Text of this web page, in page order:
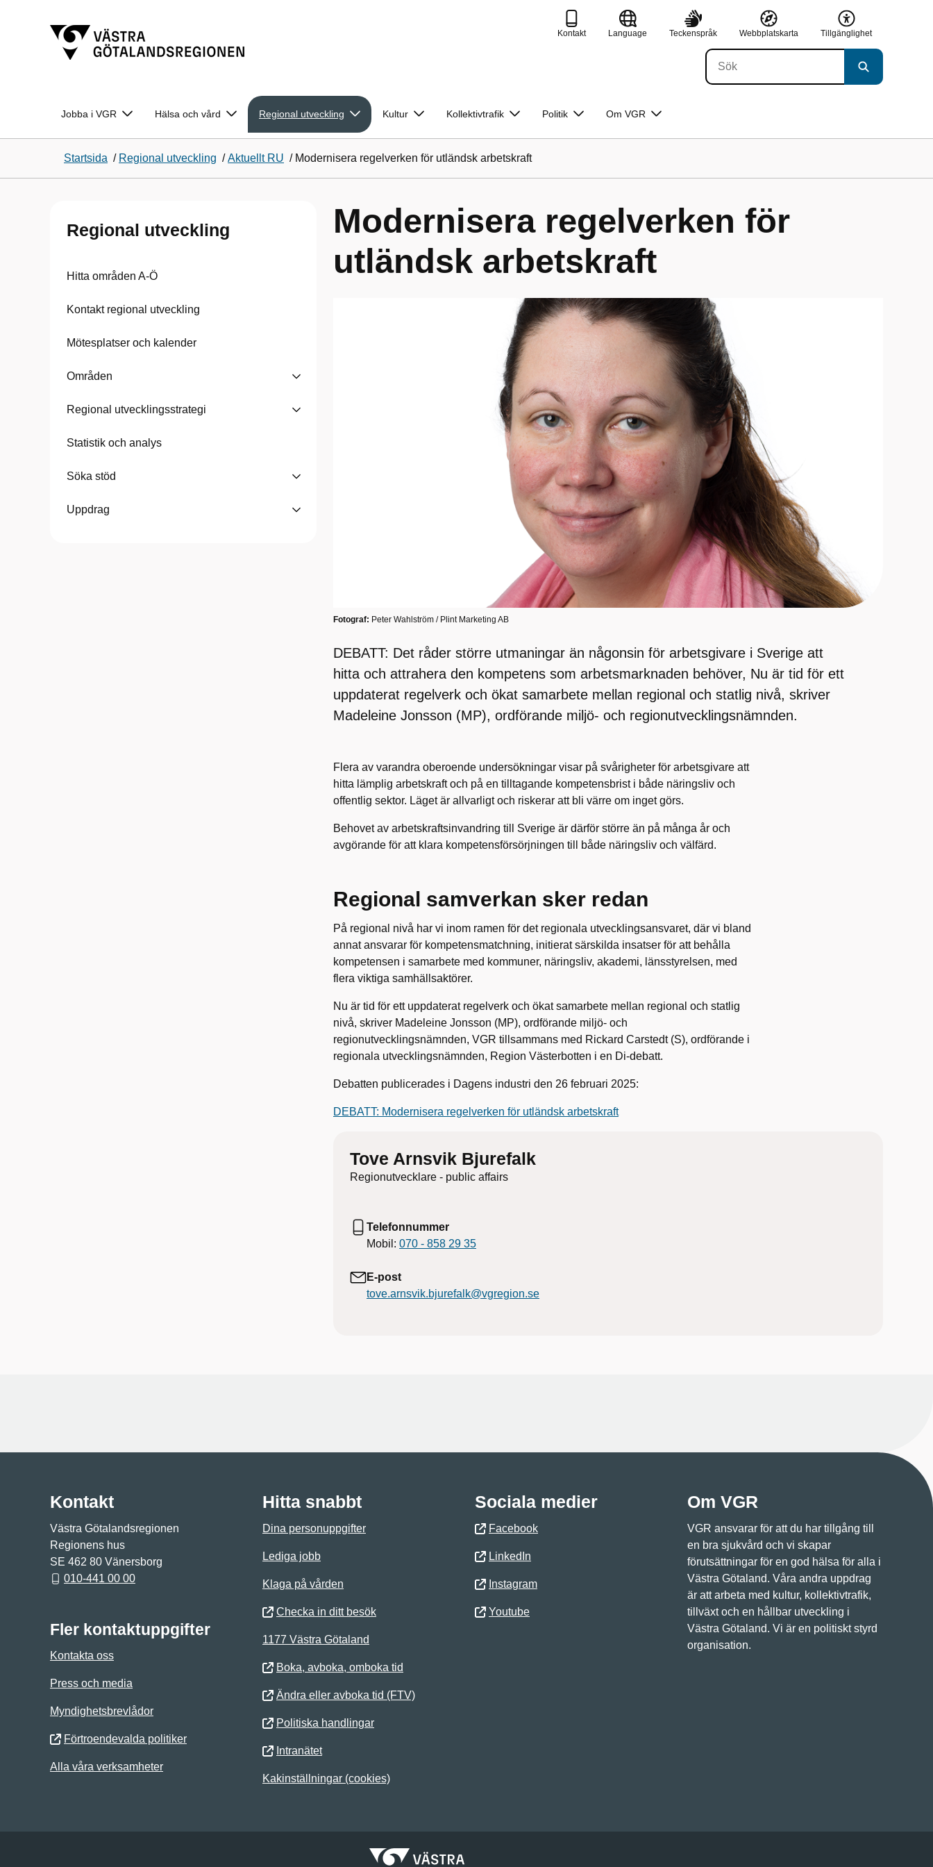
Kontakt Language Teckenspråk Webbplatskarta Tillgänglighet
Jobba i VGR Hälsa och vård Regional utveckling Kultur Kollektivtrafik Politik Om VGR
Startsida / Regional utveckling /Aktuellt RU / Modernisera regelverken för utländsk arbetskraft
Regional utveckling
Hitta områden A-Ö
Kontakt regional utveckling
Mötesplatser och kalender
Områden
Regional utvecklingsstrategi
Statistik och analys
Söka stöd
Uppdrag
Modernisera regelverken för
utländsk arbetskraft
Fotograf: Peter Wahlström / Plint Marketing AB
DEBATT: Det råder större utmaningar än någonsin för arbetsgivare i Sverige att
hitta och attrahera den kompetens som arbetsmarknaden behöver, Nu är tid för ett
uppdaterat regelverk och ökat samarbete mellan regional och statlig nivå, skriver
Madeleine Jonsson (MP), ordförande miljö- och regionutvecklingsnämnden.
Flera av varandra oberoende undersökningar visar på svårigheter för arbetsgivare att
hitta lämplig arbetskraft och på en tilltagande kompetensbrist i både näringsliv och
offentlig sektor. Läget är allvarligt och riskerar att bli värre om inget görs.
Behovet av arbetskraftsinvandring till Sverige är därför större än på många år och
avgörande för att klara kompetensförsörjningen till både näringsliv och välfärd.
Regional samverkan sker redan
På regional nivå har vi inom ramen för det regionala utvecklingsansvaret, där vi bland
annat ansvarar för kompetensmatchning, initierat särskilda insatser för att behålla
kompetensen i samarbete med kommuner, näringsliv, akademi, länsstyrelsen, med
flera viktiga samhällsaktörer.
Nu är tid för ett uppdaterat regelverk och ökat samarbete mellan regional och statlig
nivå, skriver Madeleine Jonsson (MP), ordförande miljö- och
regionutvecklingsnämnden, VGR tillsammans med Rickard Carstedt (S), ordförande i
regionala utvecklingsnämnden, Region Västerbotten i en Di-debatt.
Debatten publicerades i Dagens industri den 26 februari 2025:
DEBATT: Modernisera regelverken för utländsk arbetskraft
Tove Arnsvik Bjurefalk
Regionutvecklare - public affairs
Telefonnummer
Mobil: 070 - 858 29 35
E-post
tove.arnsvik.bjurefalk@vgregion.se
Kontakt
Västra Götalandsregionen
Regionens hus
SE 462 80 Vänersborg
010-441 00 00
Fler kontaktuppgifter
Kontakta oss
Press och media
Myndighetsbrevlådor
Förtroendevalda politiker
Alla våra verksamheter
Hitta snabbt
Dina personuppgifter
Lediga jobb
Klaga på vården
Checka in ditt besök
1177 Västra Götaland
Boka, avboka, omboka tid
Ändra eller avboka tid (FTV)
Politiska handlingar
Intranätet
Kakinställningar (cookies)
Sociala medier
Facebook
LinkedIn
Instagram
Youtube
Om VGR
VGR ansvarar för att du har tillgång till
en bra sjukvård och vi skapar
förutsättningar för en god hälsa för alla i
Västra Götaland. Våra andra uppdrag
är att arbeta med kultur, kollektivtrafik,
tillväxt och en hållbar utveckling i
Västra Götaland. Vi är en politiskt styrd
organisation.